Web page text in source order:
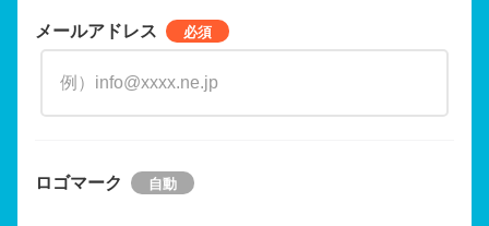
メールアドレス
ロゴマーク